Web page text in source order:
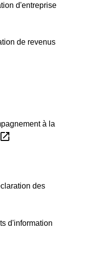
d'entreprise
de revenus
à la
open_in_new
des
d'information